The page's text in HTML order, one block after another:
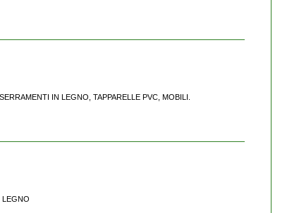
IN LEGNO, TAPPARELLE PVC, MOBILI.
LEGNO